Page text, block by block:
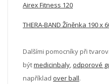
Airex Fitness 120
THERA-BAND Žíněnka 190 x
Dalšími pomocníky při
býtmedicinbaly odporové
například over ball.